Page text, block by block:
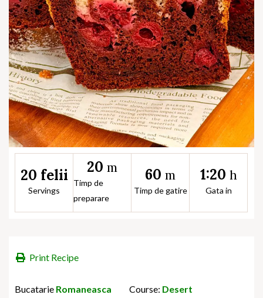
20 felii
Servings
20 m
Timp de
preparare
60 m
Timp de gatire
1:20 h
Gata in
Print Recipe
Bucatarie Romaneasca Course: Desert